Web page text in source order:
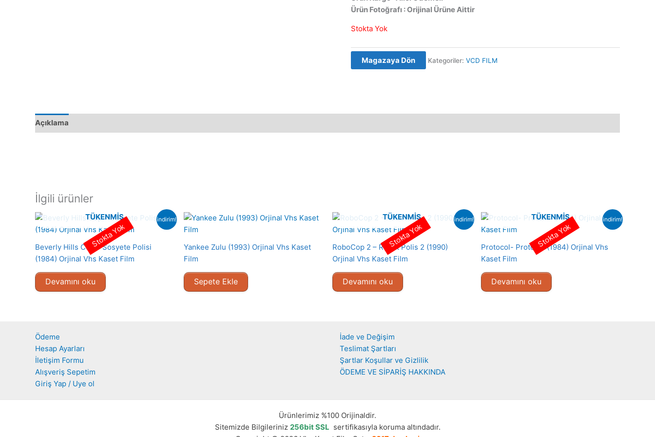
Ürün Fotoğrafı : Orijinal Ürüne Aittir
Stokta Yok
Magazaya Dön Kategoriler: VCD FILM
Açıklama
İlgili ürünler
indirim!
TÜKENMIŞ
Beverly Hills Cop – Sosyete Polisi
(1984) Orjinal Vhs Kaset Film
Devamını oku
Stokta Yok
Yankee Zulu (1993) Orjinal Vhs Kaset
Film
Sepete Ekle
indirim!
TÜKENMIŞ
RoboCop 2 – Robot Polis 2 (1990)
Orjinal Vhs Kaset Film
Devamını oku
Stokta Yok
indirim!
TÜKENMIŞ
Protocol- Protokol (1984) Orjinal Vhs
Kaset Film
Devamını oku
Stokta Yok
Ödeme
Hesap Ayarları
İletişim Formu
Alışveriş Sepetim
Giriş Yap / Uye ol
İade ve Değişim
Teslimat Şartları
Şartlar Koşullar ve Gizlilik
ÖDEME VE SİPARİŞ HAKKINDA
Ürünlerimiz %100 Orijinaldir.
Sitemizde Bilgileriniz 256bit SSL sertifikasıyla koruma altındadır.